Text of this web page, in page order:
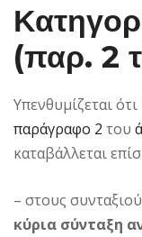
(παρ. 2
Υπενθυμίζεται
παράγραφο 2 του
καταβάλλεται
– στους
κύρια σύνταξη